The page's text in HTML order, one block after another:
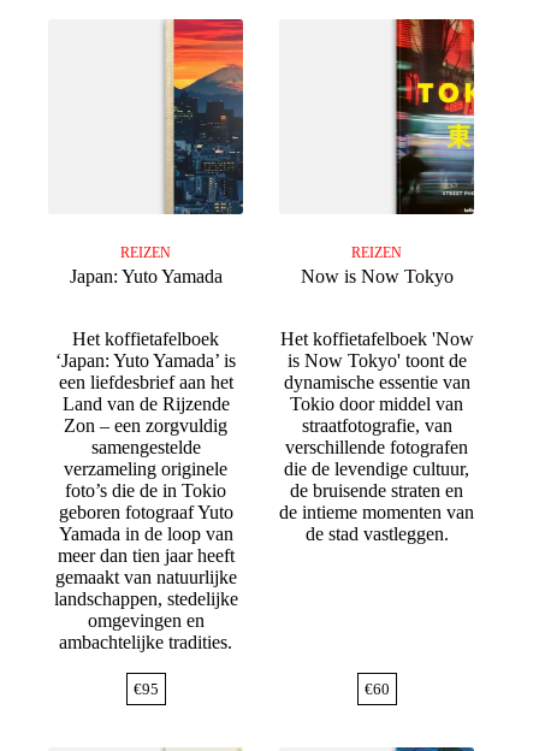
REIZEN
Japan: Yuto Yamada
Het koffietafelboek
‘Japan: Yuto Yamada’ is
een liefdesbrief aan het
Land van de Rijzende
Zon – een zorgvuldig
samengestelde
verzameling originele
foto’s die de in Tokio
geboren fotograaf Yuto
Yamada in de loop van
meer dan tien jaar heeft
gemaakt van natuurlijke
landschappen, stedelijke
omgevingen en
ambachtelijke tradities.
€95
REIZEN
Now is Now Tokyo
Het koffietafelboek 'Now
is Now Tokyo' toont de
dynamische essentie van
Tokio door middel van
straatfotografie, van
verschillende fotografen
die de levendige cultuur,
de bruisende straten en
de intieme momenten van
de stad vastleggen.
€60